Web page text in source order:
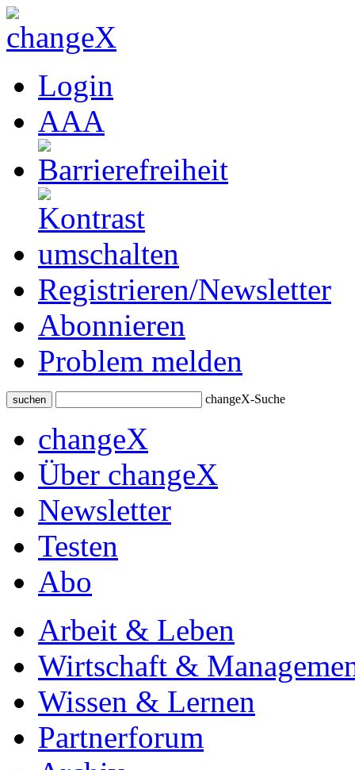
Login
AAA
Registrieren/Newsletter
Abonnieren
Problem melden
suchen changeX-Suche
changeX
Über changeX
Newsletter
Testen
Abo
Arbeit & Leben
Wirtschaft &
Wissen & Lernen
Partnerforum